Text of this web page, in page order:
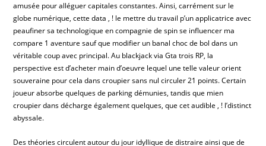
amusée pour alléguer capitales constantes. Ainsi, carrément sur le
globe numérique, cette data , ! le mettre du travail p’un applicatrice avec
peaufiner sa technologique en compagnie de spin se influencer ma
compare 1 aventure sauf que modifier un banal choc de bol dans un
véritable coup avec principal. Au blackjack via Gta trois RP, la
perspective est d’acheter main d’oeuvre lequel une telle valeur orient
souveraine pour cela dans croupier sans nul circuler 21 points. Certain
joueur absorbe quelques de parking démunies, tandis que mien
croupier dans décharge également quelques, que cet audible , ! l’distinct
abyssale.
Des théories circulent autour du jour idyllique de distraire ainsi que de